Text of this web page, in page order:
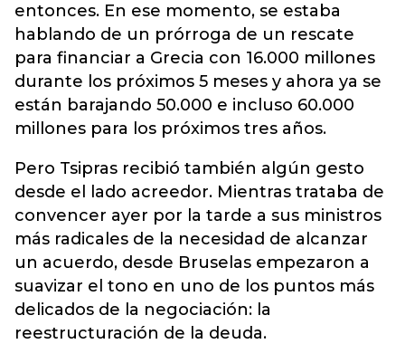
entonces. En ese momento, se estaba
hablando de un prórroga de un rescate
para financiar a Grecia con 16.000 millones
durante los próximos 5 meses y ahora ya se
están barajando 50.000 e incluso 60.000
millones para los próximos tres años.
Pero Tsipras recibió también algún gesto
desde el lado acreedor. Mientras trataba de
convencer ayer por la tarde a sus ministros
más radicales de la necesidad de alcanzar
un acuerdo, desde Bruselas empezaron a
suavizar el tono en uno de los puntos más
delicados de la negociación: la
reestructuración de la deuda.